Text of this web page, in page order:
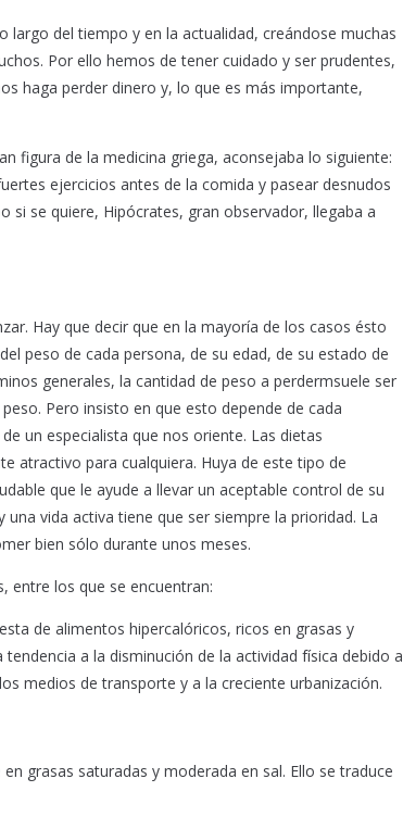
largo del tiempo y en la actualidad, creándose muchas
Por ello hemos de tener cuidado y ser prudentes,
haga perder dinero y, lo que es más importante,
figura de la medicina griega, aconsejaba lo siguiente:
ejercicios antes de la comida y pasear desnudos
se quiere, Hipócrates, gran observador, llegaba a
Hay que decir que en la mayoría de los casos ésto
peso de cada persona, de su edad, de su estado de
generales, la cantidad de peso a perdermsuele ser
Pero insisto en que esto depende de cada
un especialista que nos oriente. Las dietas
atractivo para cualquiera. Huya de este tipo de
que le ayude a llevar un aceptable control de su
vida activa tiene que ser siempre la prioridad. La
bien sólo durante unos meses.
entre los que se encuentran:
de alimentos hipercalóricos, ricos en grasas y
a la disminución de la actividad física debido a
medios de transporte y a la creciente urbanización.
grasas saturadas y moderada en sal. Ello se traduce